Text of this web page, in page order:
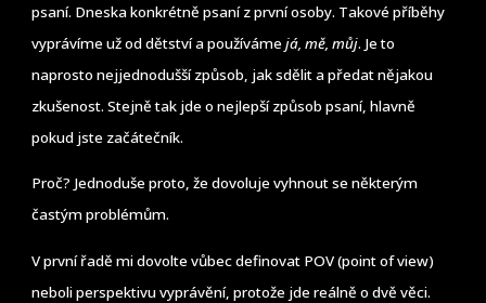
psaní. Dneska konkrétně psaní z první osoby. Takové příběhy
vyprávíme už od dětství a používámejá, mě, můj. Je to
naprosto nejjednodušší způsob, jak sdělit a předat nějakou
zkušenost. Stejně tak jde o nejlepší způsob psaní, hlavně
pokud jste začátečník.
Proč? Jednoduše proto, že dovoluje vyhnout se některým
častým problémům.
V první řadě mi dovolte vůbec definovat POV (point of view)
neboli perspektivu vyprávění, protože jde reálně o dvě věci.